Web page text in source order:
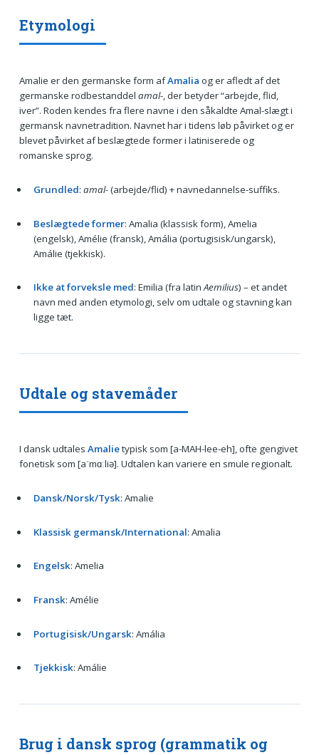
Etymologi
Amalie er den germanske form afAmalia og er afledt af det
germanske rodbestanddel amal-, der betyder “arbejde, flid,
iver”. Roden kendes fra flere navne i den såkaldte Amal-slægt i
germansk navnetradition. Navnet har i tidens løb påvirket og er
blevet påvirket af beslægtede former i latiniserede og
romanske sprog.
Grundled: amal-(arbejde/flid) + navnedannelse-suffiks.
Beslægtede former: Amalia (klassisk form), Amelia
(engelsk), Amélie (fransk), Amália (portugisisk/ungarsk),
Amálie (tjekkisk).
Ikke at forveksle med: Emilia (fra latinAemilius) – et andet
navn med anden etymologi, selv om udtale og stavning kan
ligge tæt.
Udtale og stavemåder
I dansk udtales Amalietypisk som [a-MAH-lee-eh], ofte gengivet
fonetisk som [aˈmɑːliə]. Udtalen kan variere en smule regionalt.
Dansk/Norsk/Tysk: Amalie
Klassisk germansk/International: Amalia
Engelsk: Amelia
Fransk: Amélie
Portugisisk/Ungarsk: Amália
Tjekkisk: Amálie
Brug i dansk sprog (grammatik og